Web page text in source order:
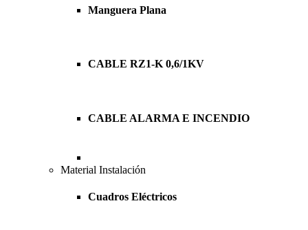
Manguera Plana
CABLE RZ1-K 0,6/1KV
CABLE ALARMA E INCENDIO
Material Instalación
Cuadros Eléctricos